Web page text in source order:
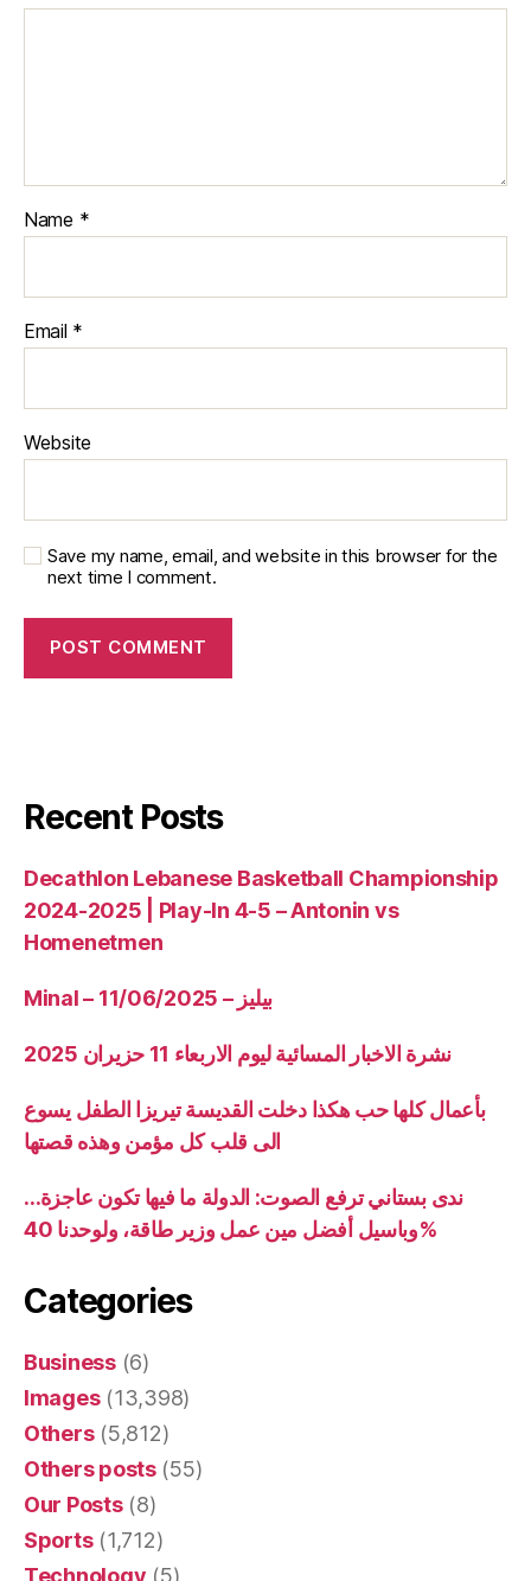
Name *
Email *
Website
Save my name, email, and website in this browser for the
next time I comment.
Recent Posts
Decathlon Lebanese Basketball Championship
2024-2025 | Play-In 4-5 – Antonin vs
Homenetmen
Minal – 11/06/2025 – بيليز
نشرة الاخبار المسائية ليوم الاربعاء 11 حزيران 2025
بأعمال كلها حب هكذا دخلت القديسة تيريزا الطفل يسوع
الى قلب كل مؤمن وهذه قصتها
ندى بستاني ترفع الصوت: الدولة ما فيها تكون عاجزة…
وباسيل أفضل مين عمل وزير طاقة، ولوحدنا 40%
Categories
Business(6)
Images(13,398)
Others(5,812)
Others posts(55)
Our Posts(8)
Sports(1,712)
Technology (5)